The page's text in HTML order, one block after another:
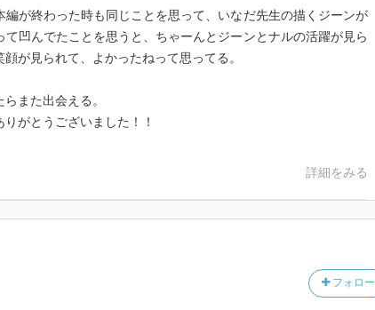
編が終わった時も同じことを思って、いなだ先生の描くジーンが
て凹んでたことを思うと、ちゃーんとジーンとナルの活躍が見ら
が見られて、よかったねって思ってる。
また出会える。
がとうございました！！
詳細をみる
フォロー